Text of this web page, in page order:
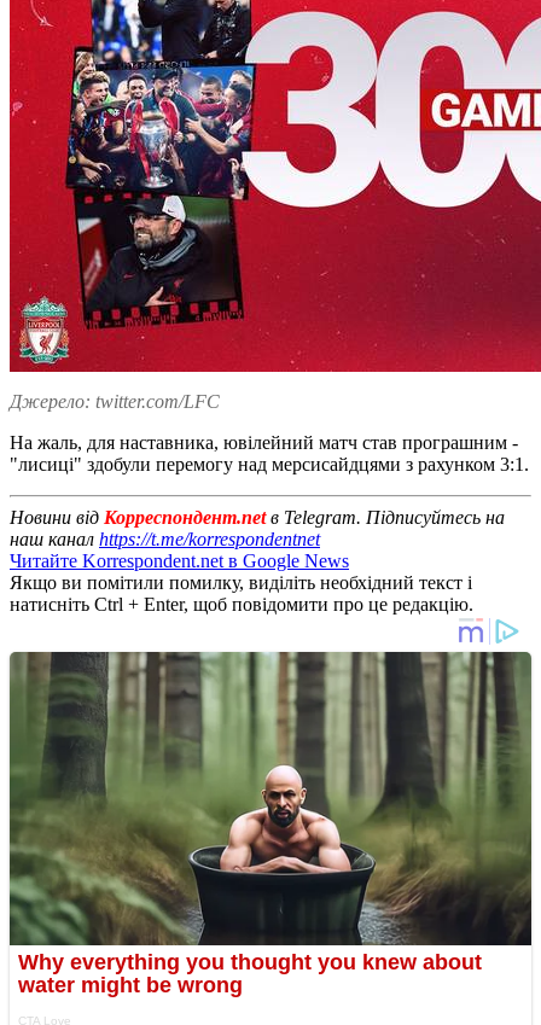
Джерело: twitter.com/LFC
На жаль, для наставника, ювілейний матч став програшним -
"лисиці" здобули перемогу над мерсисайдцями з рахунком 3:1.
Новини від Корреспондент.netв Telegram. Підписуйтесь на
наш канал https://t.me/korrespondentnet
Читайте Korrespondent.net в Google News
Якщо ви помітили помилку, виділіть необхідний текст і
натисніть Ctrl + Enter, щоб повідомити про це редакцію.